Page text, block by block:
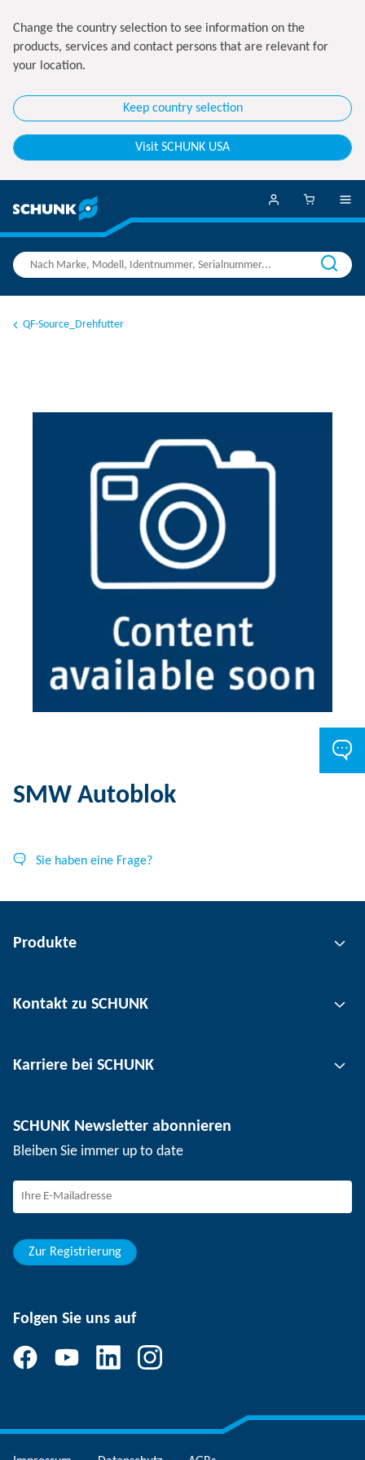
Change the country selection to see information on the
products, services and contact persons that are relevant for
your location.
Keep country selection
Visit SCHUNK USA
QF-Source_Drehfutter
SMW Autoblok
Sie haben eine Frage?
Produkte
Automatisierungstechnik
Werkstückspanntechnik
Kontakt zu SCHUNK
Standorte
Veranstaltungen
SCHUNK - Hinweisgebersystem
Karriere bei SCHUNK
Arbeiten bei SCHUNK
Berufserfahrene
Studierende
SCHUNK Newsletter abonnieren
Bleiben Sie immer up to date
Zur Registrierung
Folgen Sie uns auf